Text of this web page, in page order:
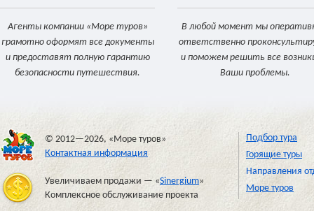
Агенты компании «Море туров»
грамотно оформят все документы
и предоставят полную гарантию
безопасности путешествия.
В любой момент мы
ответственно
и поможем решить все
Ваши проблемы.
© 2012—2026, «Море туров»
Контактная информация
Увеличиваем продажи — «Sinergium»
Комплексное обслуживание проекта
Подбор тура
Горящие туры
Направления
Море туров